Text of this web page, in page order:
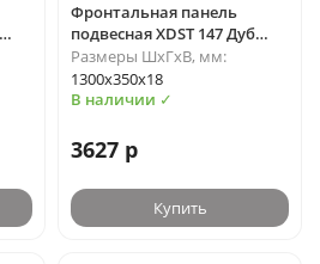
Фронтальная панель
подвесная XDST 147 Дуб
Сонома/Антрацит
1300х350х18 XTEN-S
Размеры ШхГхВ, мм:
1300х350х18
В наличии ✓
3627 р
Купить